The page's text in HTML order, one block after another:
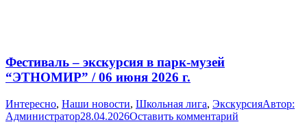
Фестиваль – экскурсия в парк-музей
“ЭТНОМИР” / 06 июня 2026 г.
Интересно, Наши новости, Школьная лига, ЭкскурсияАвтор:
Администратор28.04.2026Оставить комментарий